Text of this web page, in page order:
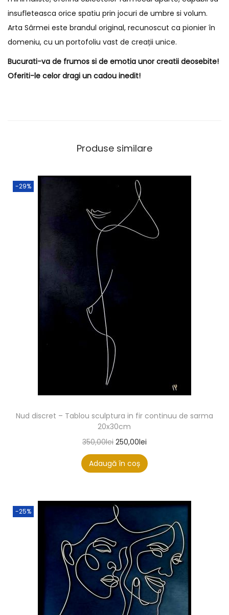
insufleteasca orice spatiu prin jocuri de umbre si volum.
Arta Sârmei este brandul original, recunoscut ca pionier în
domeniu, cu un portofoliu vast de creații unice.
Bucurati-va de frumos si de emotia unor creatii deosebite!
Oferiti-le celor dragi un cadou inedit!
Produse similare
-29%
Nud discret – Tablou sculptura in fir continuu de sarma
20x30cm
350,00lei 250,00lei
Adaugă în coș
-25%